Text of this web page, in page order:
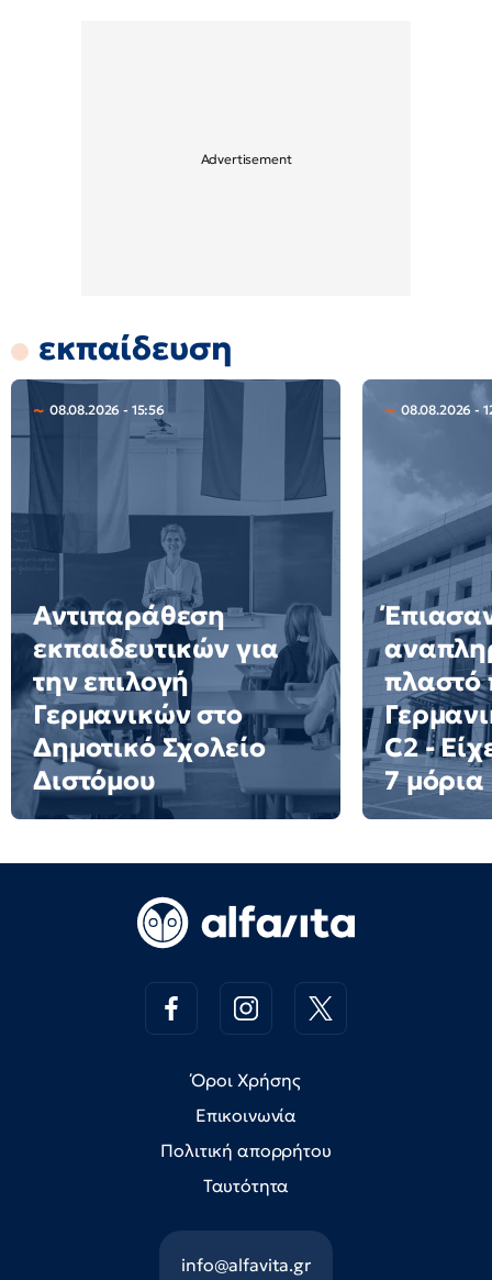
εκπαίδευση
08.08.2026 - 15:56
Αντιπαράθεση
εκπαιδευτικών για
την επιλογή
Γερμανικών στο
Δημοτικό Σχολείο
Διστόμου
08.08.2026 -
πλαστό
C2 -
7 μόρια
Όροι Χρήσης
Επικοινωνία
Πολιτική απορρήτου
Ταυτότητα
info@alfavita.gr